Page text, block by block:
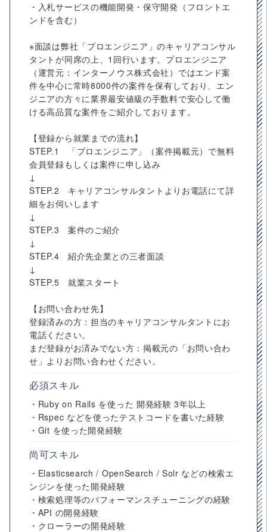
・入札サービスの機能開発・保守開発（フロントエ
ンドを含む）
※面談は弊社「プロエンジニア」のキャリアコンサル
タントが同席の上、1回行います。プロエンジニア
（運営元：インターノウス株式会社）ではエンド案
件を中心に常時8000件の案件を保有しており、エン
ジニアの方々に業界最安値級の手数料で安心して働
ける高品質な案件をご紹介しております。
【登録から就業までの流れ】
STEP.1 「プロエンジニア」（案件掲載元）で無料
会員登録もしくは案件に申し込み
↓
STEP.2 キャリアコンサルタントよりお電話にて詳
細をお伺いします
↓
STEP.3 案件のご紹介
↓
STEP.4 紹介先企業との三者面談
↓
STEP.5 就業スタート
【お問い合わせ先】
登録済みの方：担当のキャリアコンサルタントにお
電話ください。
まだ登録がお済みでない方：掲載元の「お問い合わ
せ」よりお問い合わせください。
必須スキル
・Ruby on Rails を使った 開発経験 3年以上
・Rspec などを使ったテストコードを書いた経験
・Git を使った開発経験
尚可スキル
・Elasticsearch / OpenSearch / Solr などの検索エ
ンジンを使った開発経験
・検索処理等のパフォーマンスチューニングの経験
・API の開発経験
・クローラーの開発経験